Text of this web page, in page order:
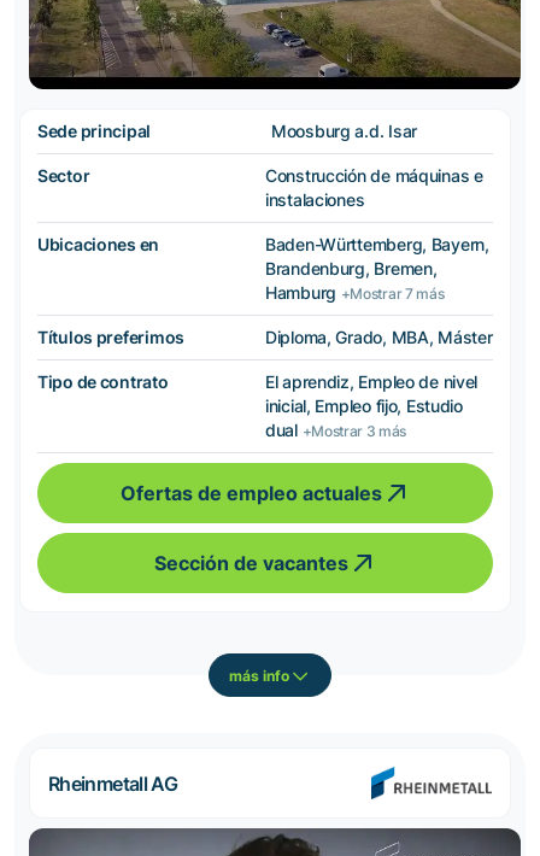
Sede principal Moosburg a.d. Isar
Sector
Construcción de máquinas e
instalaciones
Ubicaciones en
Baden-Württemberg, Bayern,
Brandenburg, Bremen,
Hamburg +Mostrar 7 más
Títulos preferimos Diploma, Grado, MBA, Máster
Tipo de contrato
El aprendiz, Empleo de nivel
inicial, Empleo fijo, Estudio
dual +Mostrar 3 más
Ofertas de empleo actuales
Sección de vacantes
más info
Rheinmetall AG